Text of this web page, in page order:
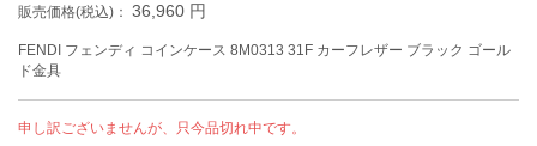
販売価格(税込)： 36,960 円
FENDI フェンディ コインケース 8M0313 31F カーフレザー ブラック ゴール
ド金具
申し訳ございませんが、只今品切れ中です。